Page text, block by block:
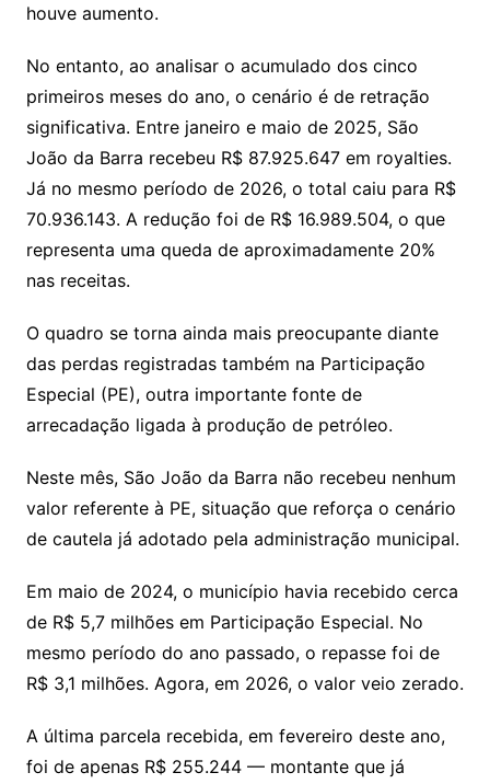
houve aumento.
No entanto, ao analisar o acumulado dos cinco
primeiros meses do ano, o cenário é de retração
significativa. Entre janeiro e maio de 2025, São
João da Barra recebeu R$ 87.925.647 em royalties.
Já no mesmo período de 2026, o total caiu para R$
70.936.143. A redução foi de R$ 16.989.504, o que
representa uma queda de aproximadamente 20%
nas receitas.
O quadro se torna ainda mais preocupante diante
das perdas registradas também na Participação
Especial (PE), outra importante fonte de
arrecadação ligada à produção de petróleo.
Neste mês, São João da Barra não recebeu nenhum
valor referente à PE, situação que reforça o cenário
de cautela já adotado pela administração municipal.
Em maio de 2024, o município havia recebido cerca
de R$ 5,7 milhões em Participação Especial. No
mesmo período do ano passado, o repasse foi de
R$ 3,1 milhões. Agora, em 2026, o valor veio zerado.
A última parcela recebida, em fevereiro deste ano,
foi de apenas R$ 255.244 — montante que já